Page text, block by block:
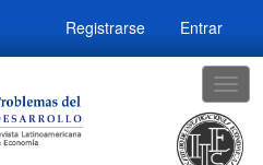
Registrarse Entrar